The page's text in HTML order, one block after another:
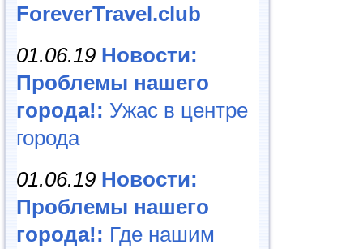
ForeverTravel.club
01.06.19 Новости:
Проблемы нашего
города!: Ужас в центре
города
01.06.19 Новости:
Проблемы нашего
города!: Где нашим